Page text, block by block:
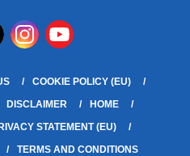
COOKIE POLICY (EU)
DISCLAIMER
HOME
STATEMENT (EU)
TERMS AND CONDITIONS